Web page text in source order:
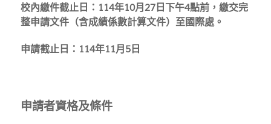
校內繳件截止日：114年10月27日下午4點前，繳交完
整申請文件（含成績係數計算文件）至國際處。
申請截止日：114年11月5日
申請者資格及條件